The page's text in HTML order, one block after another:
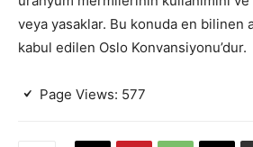
veya yasaklar. Bu konuda en bilinen
kabul edilen Oslo Konvansiyonu’dur.
Page Views: 577